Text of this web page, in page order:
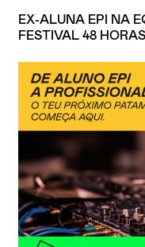
EX-ALUNA EPI NA
FESTIVAL 48 HORAS